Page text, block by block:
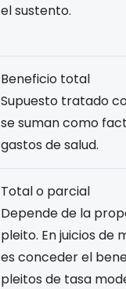
el sustento.
Beneficio total
Supuesto tratado
se suman como
gastos de salud.
Total o parcial
Depende de la
pleito. En juicios
es conceder el
pleitos de tasa